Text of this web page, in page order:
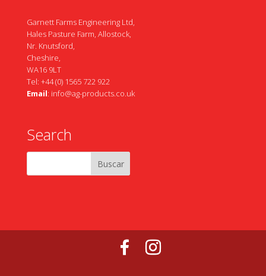
Garnett Farms Engineering Ltd,
Hales Pasture Farm, Allostock,
Nr. Knutsford,
Cheshire,
WA16 9LT
Tel: +44 (0) 1565 722 922
Email: info@ag-products.co.uk
Search